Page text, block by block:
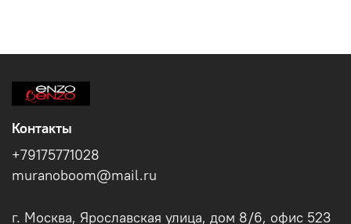
Контакты
+79175771028
muranoboom@mail.ru
г. Москва, Ярославская улица, дом 8/6, офис 523